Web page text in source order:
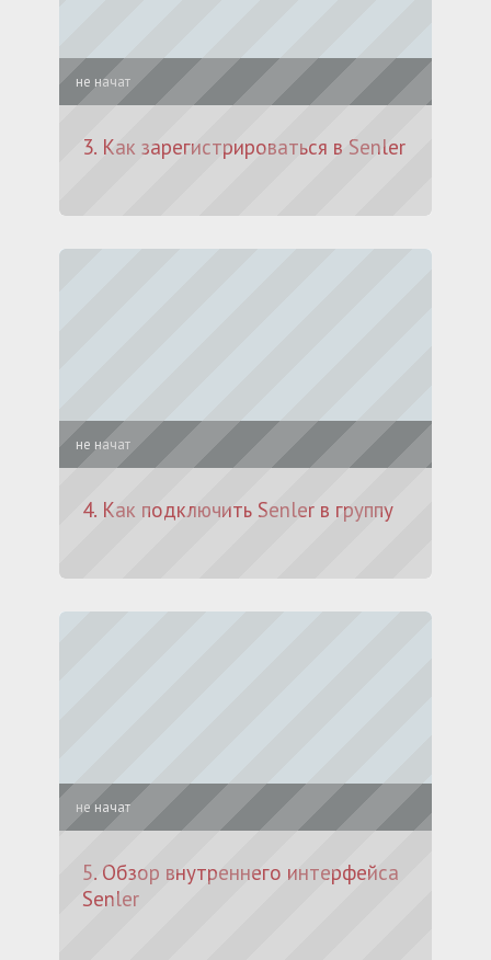
не начат
3. Как зарегистрироваться в Senler
не начат
4. Как подключить Senler в группу
не начат
5. Обзор внутреннего интерфейcа
Senler